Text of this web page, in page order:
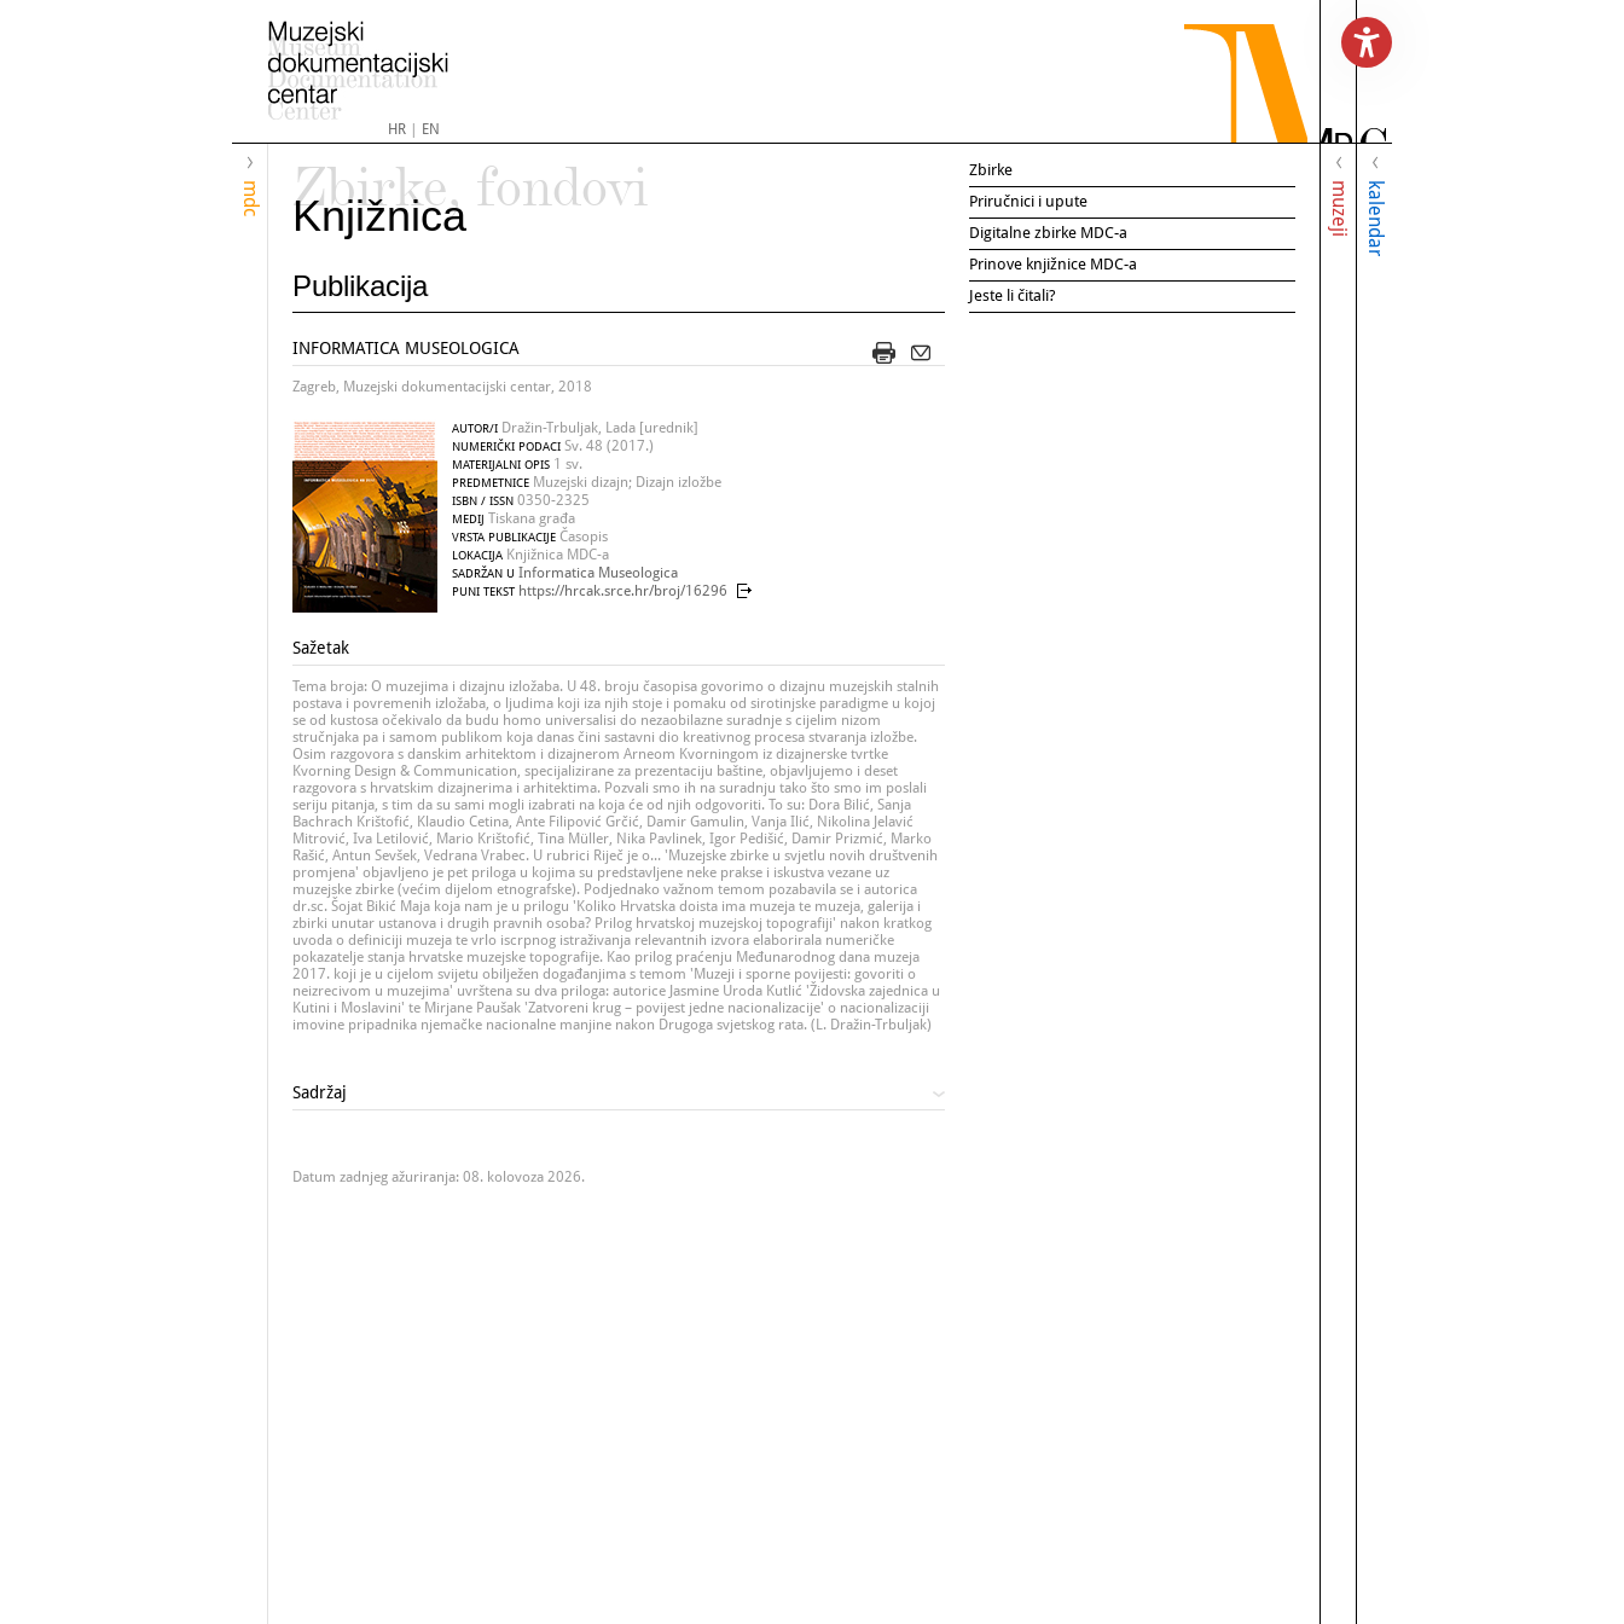
HR| EN
mdc muzeji kalendar
Zbirke, fondovi
Knjižnica
Publikacija
INFORMATICA MUSEOLOGICA
Zagreb, Muzejski dokumentacijski centar, 2018
AUTOR/I Dražin-Trbuljak, Lada [urednik]
NUMERIČKI PODACI Sv. 48 (2017.)
MATERIJALNI OPIS 1 sv.
PREDMETNICE Muzejski dizajn; Dizajn izložbe
ISBN / ISSN 0350-2325
MEDIJ Tiskana građa
VRSTA PUBLIKACIJE Časopis
LOKACIJA Knjižnica MDC-a
SADRŽAN U Informatica Museologica
PUNI TEKST https://hrcak.srce.hr/broj/16296
Sažetak
Tema broja: O muzejima i dizajnu izložaba. U 48. broju časopisa govorimo o dizajnu muzejskih stalnih
postava i povremenih izložaba, o ljudima koji iza njih stoje i pomaku od sirotinjske paradigme u kojoj
se od kustosa očekivalo da budu homo universalisi do nezaobilazne suradnje s cijelim nizom
stručnjaka pa i samom publikom koja danas čini sastavni dio kreativnog procesa stvaranja izložbe.
Osim razgovora s danskim arhitektom i dizajnerom Arneom Kvorningom iz dizajnerske tvrtke
Kvorning Design & Communication, specijalizirane za prezentaciju baštine, objavljujemo i deset
razgovora s hrvatskim dizajnerima i arhitektima. Pozvali smo ih na suradnju tako što smo im poslali
seriju pitanja, s tim da su sami mogli izabrati na koja će od njih odgovoriti. To su: Dora Bilić, Sanja
Bachrach Krištofić, Klaudio Cetina, Ante Filipović Grčić, Damir Gamulin, Vanja Ilić, Nikolina Jelavić
Mitrović, Iva Letilović, Mario Krištofić, Tina Müller, Nika Pavlinek, Igor Pedišić, Damir Prizmić, Marko
Rašić, Antun Sevšek, Vedrana Vrabec. U rubrici Riječ je o... 'Muzejske zbirke u svjetlu novih društvenih
promjena' objavljeno je pet priloga u kojima su predstavljene neke prakse i iskustva vezane uz
muzejske zbirke (većim dijelom etnografske). Podjednako važnom temom pozabavila se i autorica
dr.sc. Šojat Bikić Maja koja nam je u prilogu 'Koliko Hrvatska doista ima muzeja te muzeja, galerija i
zbirki unutar ustanova i drugih pravnih osoba? Prilog hrvatskoj muzejskoj topografiji' nakon kratkog
uvoda o definiciji muzeja te vrlo iscrpnog istraživanja relevantnih izvora elaborirala numeričke
pokazatelje stanja hrvatske muzejske topografije. Kao prilog praćenju Međunarodnog dana muzeja
2017. koji je u cijelom svijetu obilježen događanjima s temom 'Muzeji i sporne povijesti: govoriti o
neizrecivom u muzejima' uvrštena su dva priloga: autorice Jasmine Uroda Kutlić 'Židovska zajednica u
Kutini i Moslavini' te Mirjane Paušak 'Zatvoreni krug – povijest jedne nacionalizacije' o nacionalizaciji
imovine pripadnika njemačke nacionalne manjine nakon Drugoga svjetskog rata. (L. Dražin-Trbuljak)
Sadržaj
Datum zadnjeg ažuriranja: 08. kolovoza 2026.
Zbirke
Priručnici i upute
Digitalne zbirke MDC-a
Prinove knjižnice MDC-a
Jeste li čitali?